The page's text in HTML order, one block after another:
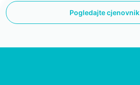
Pogledajte cjenovnik